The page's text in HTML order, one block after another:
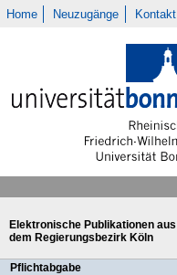
Home Neuzugänge Kontakt
Elektronische Publikationen aus
dem Regierungsbezirk Köln
Pflichtabgabe